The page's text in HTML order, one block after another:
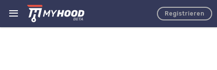
Registrieren